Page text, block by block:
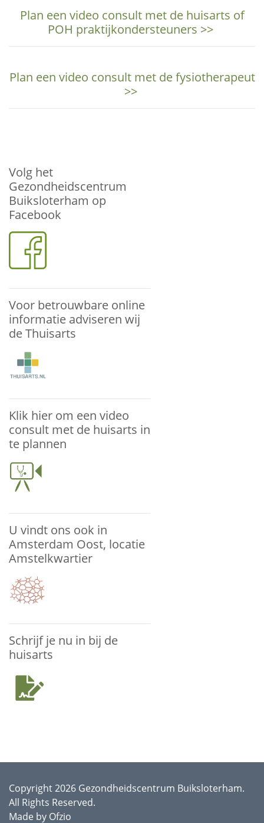
Plan een video consult met de huisarts of
POH praktijkondersteuners >>
Plan een video consult met de fysiotherapeut
>>
Volg het
Gezondheidscentrum
Buiksloterham op
Facebook
Voor betrouwbare online
informatie adviseren wij
de Thuisarts
Klik hier om een video
consult met de huisarts in
te plannen
U vindt ons ook in
Amsterdam Oost, locatie
Amstelkwartier
Schrijf je nu in bij de
huisarts
Copyright 2026 Gezondheidscentrum Buiksloterham.
All Rights Reserved.
Made by Ofzio